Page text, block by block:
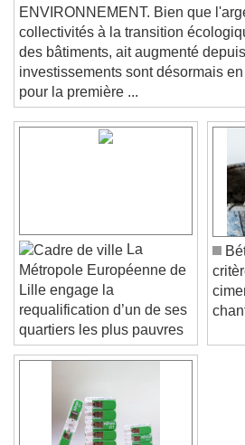
This is a modal window.
Beginning of dialog window.
and close the window.
Text
Caption Area
Color Opacity
Font Size
Text Edge Style
Font Family
facture
ENVIRONNEMENT. Bien que
collectivités à la transition
des bâtiments, ait augmenté
investissements sont désormais en
pour la première ...
La
Métropole Européenne de
Lille engage la
requalification d’un de ses
quartiers les plus pauvres